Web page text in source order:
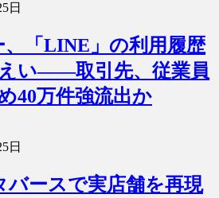
日
「LINE」の利用履歴
い――取引先、従業員
40万件強流出か
日
バースで実店舗を再現